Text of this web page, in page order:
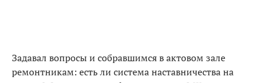
Задавал вопросы и собравшимся в актовом зале
ремонтникам: есть ли система наставничества на